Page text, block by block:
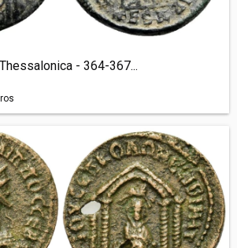
- 364-367...